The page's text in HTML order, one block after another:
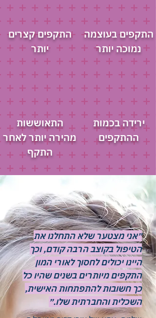
התקפים קצרים
יותר
התאוששות
מהירה יותר לאחר
התקף
התקפים בעוצמה
נמוכה יותר
ירידה בכמות
ההתקפים
״אני מצטער שלא התחלנו את
הטיפול בקוצב הרבה קודם, וכך
היינו יכולים לחסוך לאורי המון
התקפים מיותרים בשנים שהיו כל
כך חשובות להתפתחות האישית,
השכלית והחברתית שלו.״